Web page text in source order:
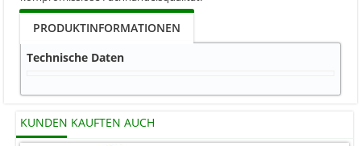
PRODUKTINFORMATIONEN
Technische Daten
KUNDEN KAUFTEN AUCH